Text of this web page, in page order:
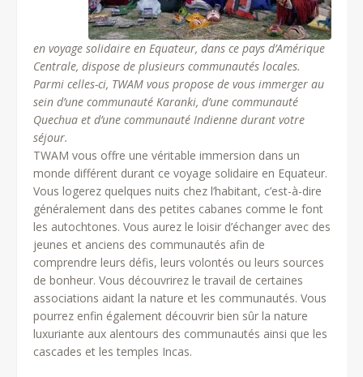
en voyage solidaire en Equateur, dans ce pays d’Amérique
Centrale, dispose de plusieurs communautés locales.
Parmi celles-ci, TWAM vous propose de vous immerger au
sein d’une communauté Karanki, d’une communauté
Quechua et d’une communauté Indienne durant votre
séjour.
TWAM vous offre une véritable immersion dans un
monde différent durant ce voyage solidaire en Equateur.
Vous logerez quelques nuits chez l’habitant, c’est-à-dire
généralement dans des petites cabanes comme le font
les autochtones. Vous aurez le loisir d’échanger avec des
jeunes et anciens des communautés afin de
comprendre leurs défis, leurs volontés ou leurs sources
de bonheur. Vous découvrirez le travail de certaines
associations aidant la nature et les communautés. Vous
pourrez enfin également découvrir bien sûr la nature
luxuriante aux alentours des communautés ainsi que les
cascades et les temples Incas.